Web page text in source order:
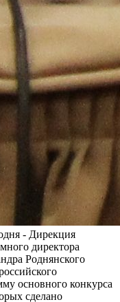
- Дирекция
директора
Роднянского
основного конкурса
сделано